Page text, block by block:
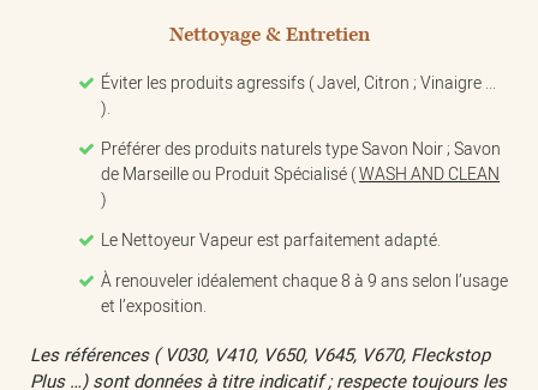
Nettoyage & Entretien
Éviter les produits agressifs ( Javel, Citron ; Vinaigre ...
).
Préférer des produits naturels type Savon Noir ; Savon
de Marseille ou Produit Spécialisé (WASH AND CLEAN
)
Le Nettoyeur Vapeur est parfaitement adapté.
À renouveler idéalement chaque 8 à 9 ans selon l’usage
et l’exposition.
Les références ( V030, V410, V650, V645, V670, Fleckstop
Plus …) sont données à titre indicatif ; respecte toujours les